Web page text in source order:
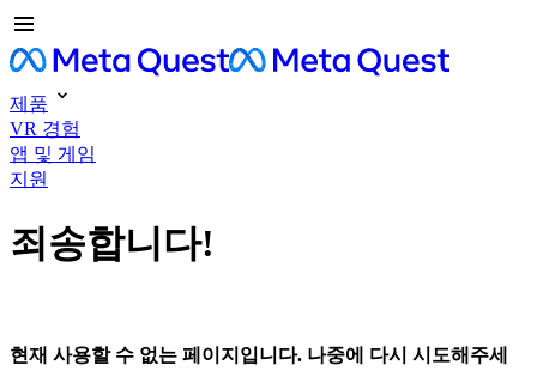
제품
VR 경험
앱 및 게임
지원
죄송합니다!
현재 사용할 수 없는 페이지입니다. 나중에 다시 시도해주세